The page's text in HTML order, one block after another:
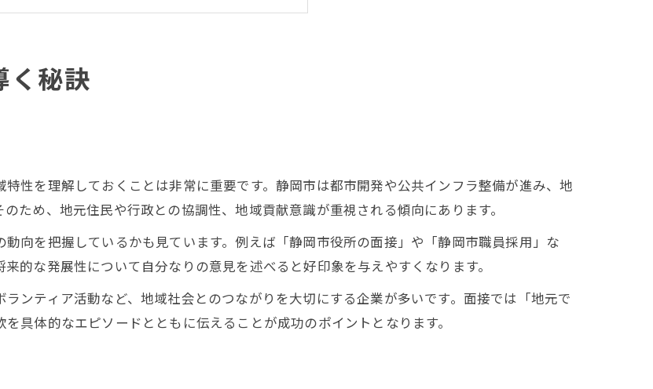
建設面接通過に役立つ自己PRの作り方
業界志望者に伝えたい面接直前の準備法
建設面接前に実践したい最終チェック項目
建設企業ごとに合った志望動機の伝え方
静岡市の建設面接で想定される質問例と対策
建設面接で選ぶべき服装の基本ポイント
清潔感ある建設面接服装で信頼感アップ
く秘訣
性を理解しておくことは非常に重要です。静岡市は都市開発や公共インフラ整備が進み、地
ため、地元住民や行政との協調性、地域貢献意識が重視される傾向にあります。
向を把握しているかも見ています。例えば「静岡市役所の面接」や「静岡市職員採用」な
的な発展性について自分なりの意見を述べると好印象を与えやすくなります。
ンティア活動など、地域社会とのつながりを大切にする企業が多いです。面接では「地元で
具体的なエピソードとともに伝えることが成功のポイントとなります。